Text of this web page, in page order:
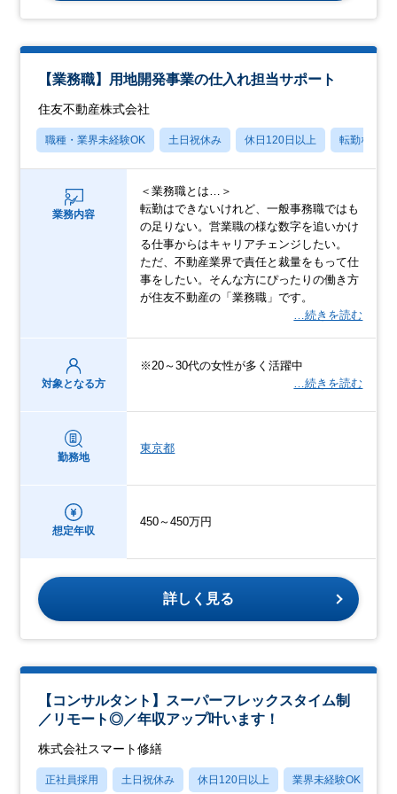
【業務職】用地開発事業の仕入れ担当サポート
住友不動産株式会社
職種・業界未経験OK 土日祝休み 休日120日以上 転勤なし
業務内容
＜業務職とは…＞
転勤はできないけれど、一般事務職ではも
の足りない。営業職の様な数字を追いかけ
る仕事からはキャリアチェンジしたい。
ただ、不動産業界で責任と裁量をもって仕
事をしたい。そんな方にぴったりの働き方
が住友不動産の「業務職」です。
…続きを読む
対象となる方
※20～30代の女性が多く活躍中
…続きを読む
勤務地
東京都
想定年収
450～450万円
詳しく見る
【コンサルタント】スーパーフレックスタイム制
／リモート◎／年収アップ叶います！
株式会社スマート修繕
正社員採用 土日祝休み 休日120日以上 業界未経験OK